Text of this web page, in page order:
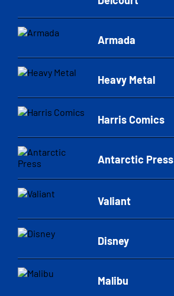
Armada
Heavy Metal
Harris Comics
Antarctic Press
Valiant
Disney
Malibu